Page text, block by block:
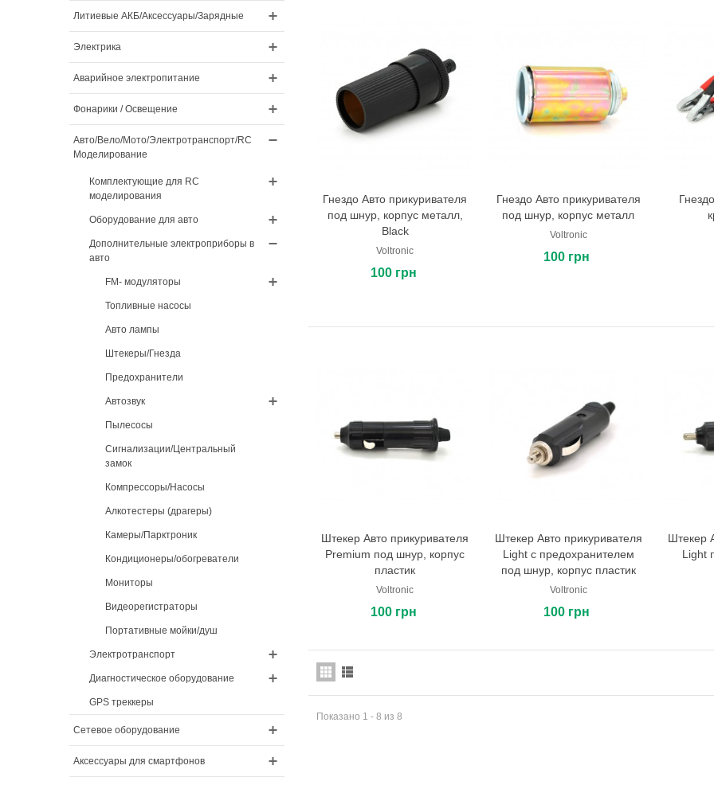
Литиевые АКБ/Аксессуары/Зарядные
Электрика
Аварийное электропитание
Фонарики / Освещение
Авто/Вело/Мото/Электротранспорт/RC
Моделирование
Комплектующие для RC
моделирования
Оборудование для авто
Дополнительные электроприборы в
авто
FM- модуляторы
Топливные насосы
Авто лампы
Штекеры/Гнезда
Предохранители
Автозвук
Пылесосы
Сигнализации/Центральный
замок
Компрессоры/Насосы
Алкотестеры (драгеры)
Камеры/Парктроник
Кондиционеры/обогреватели
Мониторы
Видеорегистраторы
Портативные мойки/душ
Электротранспорт
Диагностическое оборудование
GPS треккеры
Сетевое оборудование
Аксессуары для смартфонов
В корзину
Гнездо Авто прикуривателя
под шнур, корпус металл,
Black
Voltronic
100 грн
В корзину
Гнездо Авто прикуривателя
под шнур, корпус металл
Voltronic
100 грн
В корзину
Штекер Авто прикуривателя
Premium под шнур, корпус
пластик
Voltronic
100 грн
В корзину
Штекер Авто прикуривателя
Light с предохранителем
под шнур, корпус пластик
Voltronic
100 грн
Штекер
Light
Показано 1 - 8 из 8